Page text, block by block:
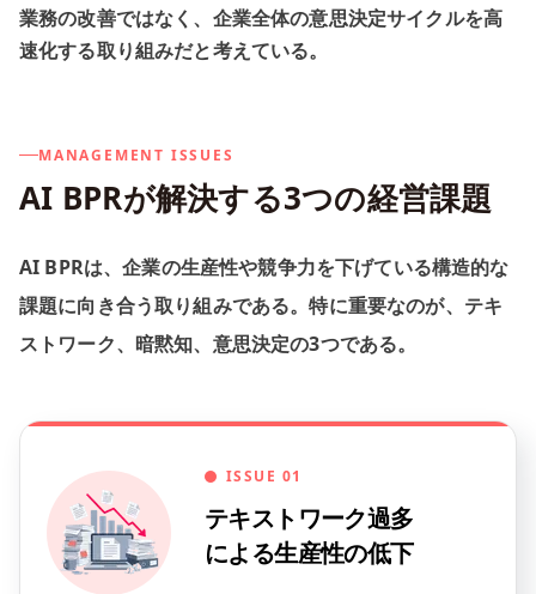
業務の改善ではなく、企業全体の意思決定サイクルを高
速化する取り組みだと考えている。
MANAGEMENT ISSUES
AI BPRが解決する3つの経営課題
AI BPRは、企業の生産性や競争力を下げている構造的な
課題に向き合う取り組みである。特に重要なのが、テキ
ストワーク、暗黙知、意思決定の3つである。
ISSUE 01
テキストワーク過多
による生産性の低下